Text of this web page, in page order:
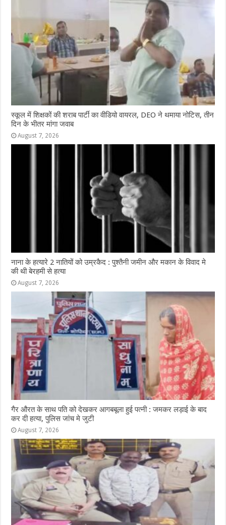
स्कूल में शिक्षकों की शराब पार्टी का वीडियो वायरल, DEO ने थमाया नोटिस, तीन
दिन के भीतर मांगा जवाब
August 7, 2026
नाना के हत्यारे 2 नातियों को उम्रकैद : पुश्तैनी जमीन और मकान के विवाद मे
की थी बेरहमी से हत्या
August 7, 2026
गैर औरत के साथ पति को देखकर आगबबूला हुई पत्नी : जमकर लड़ाई के बाद
कर दी हत्या, पुलिस जांच मे जुटी
August 7, 2026